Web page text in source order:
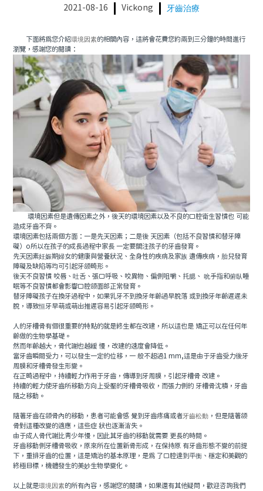
2021-08-16 Vickong 牙齒治療
下面將為您介紹環境因素的相關內容，這將會花費您約兩到三分鐘的時間進行
瀏覽，感謝您的閱讀：
環境因素但是遺傳因素之外，後天的環境因素以及不良的口腔衛生習慣也 可能
造成牙齒不齊。
環境因素包括兩個方面：一是先天因素；二是後 天因素（包括不良習慣和替牙障
礙）o所以在孩子的成長過程中家長 一定要關注孩子的牙齒發育。
先天因素妊娠期婦女的健康與營養狀況、全身性的疾病及家族 遺傳疾病，胎兒發育
障礙及缺陷等均可引起牙颌畸形。
後天不良習慣 咬唇、吐舌、張口呼吸、咬異物、偏側咀嚼、托腮、 吮手指和俯臥睡
眠等不良習慣都會影響口腔颌面部正常發育。
替牙障礙孩子在換牙過程中，如果乳牙不到換牙年齡過早脫落 或到換牙年齡遲遲未
脫，導致恒牙早萌或萌出推遲容易引起牙颌畸形。
人的牙槽骨有個很重要的特點的就是終生都在改建，所以這也是 矯正可以在任何年
齡做的生物學基礎。
然而年齡越大，骨代謝也越緩 慢，改建的速度會降低。
當牙齒瞬間受力，可以發生一定的位移，一 般不超過1 mm,這是由于牙齒受力後牙
周膜和牙槽骨發生形變。
在正畸過程中，持續輕力作用于牙齒，傳導到牙周膜，引起牙槽骨 改建。
持續的輕力使牙齒所移動方向上受壓的牙槽骨吸收，而張力側的 牙槽骨沈積，牙齒
隨之移動。
隨著牙齒在颌骨內的移動，患者可能會感 覺到牙齒疼痛或者牙齒松動 ，但是隨著颌
骨對這種改變的適應，這些症 狀也逐漸消失。
由于成人骨代謝比青少年慢，因此其牙齒的移動就需要 更長的時間。
牙齒移動側牙槽骨吸收，原來所在位置新骨形成，在保持原 有牙齒形態不變的前提
下，重排牙齒的位置，這是矯治的基本原理，是爲 了口腔達到平衡、穩定和美觀的
終極目標，機體發生的美妙生物學變化。
以上就是環境因素的所有內容，感謝您的閱讀，如果還有其他疑問，歡迎咨詢我們